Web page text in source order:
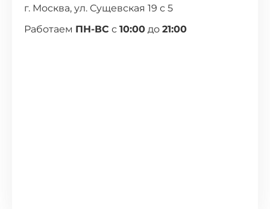
г. Москва, ул. Сущевская 19 с 5
Работаем ПН-ВС с 10:00 до 21:00